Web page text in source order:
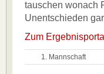
tauschen wonach
Unentschieden
Zum Ergebnisportal
1. Mannschaft